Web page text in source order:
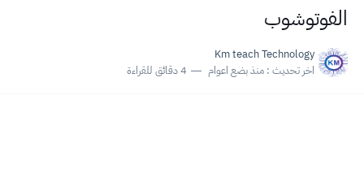
الفوتوشوب
Km teach Technology
اخر تحديث : منذ بضع اعوام 4 دقائق للقراءة